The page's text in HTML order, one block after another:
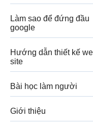
Làm sao để đứng đầu
google
Hướng dẫn thiết kế
site
Bài học làm người
Giới thiệu